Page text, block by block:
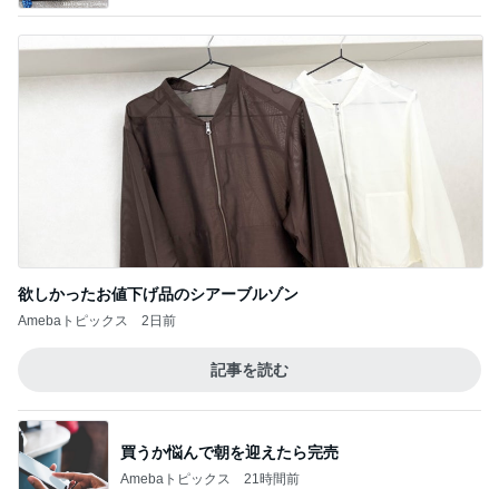
欲しかったお値下げ品のシアーブルゾン
Amebaトピックス 2日前
記事を読む
買うか悩んで朝を迎えたら完売
Amebaトピックス 21時間前